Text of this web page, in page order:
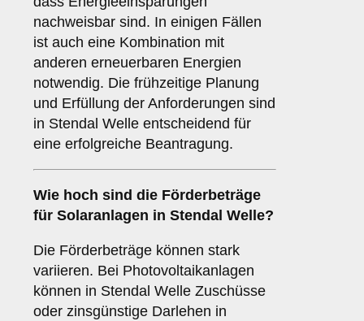
nachweisbar sind. In einigen Fällen
ist auch eine Kombination mit
anderen erneuerbaren Energien
notwendig. Die frühzeitige Planung
und Erfüllung der Anforderungen sind
in Stendal Welle entscheidend für
eine erfolgreiche Beantragung.
Wie hoch sind die Förderbeträge
für Solaranlagen in Stendal Welle?
Die Förderbeträge können stark
variieren. Bei Photovoltaikanlagen
können in Stendal Welle Zuschüsse
oder zinsgünstige Darlehen in